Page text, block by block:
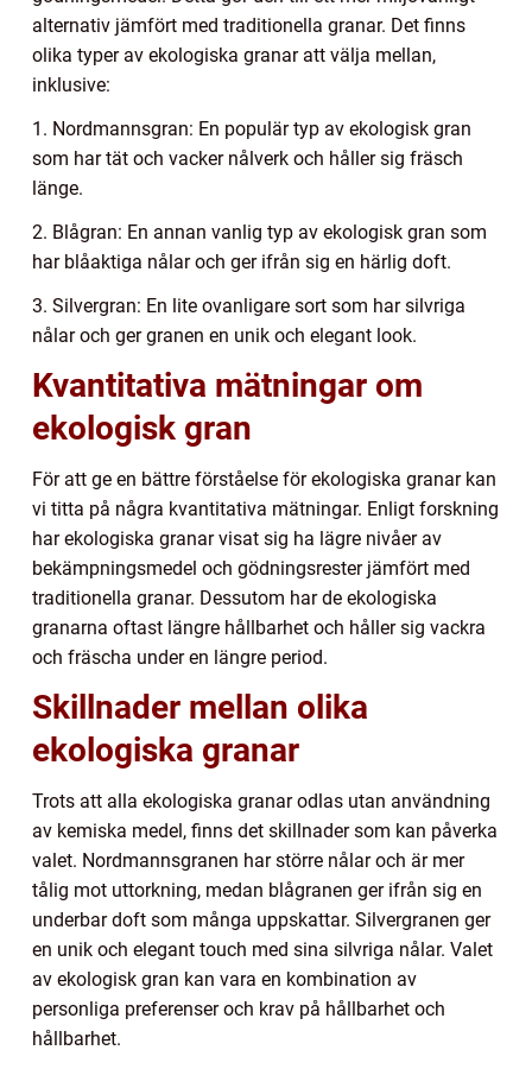
alternativ jämfört med traditionella granar. Det finns
olika typer av ekologiska granar att välja mellan,
inklusive:
1. Nordmannsgran: En populär typ av ekologisk gran
som har tät och vacker nålverk och håller sig fräsch
länge.
2. Blågran: En annan vanlig typ av ekologisk gran som
har blåaktiga nålar och ger ifrån sig en härlig doft.
3. Silvergran: En lite ovanligare sort som har silvriga
nålar och ger granen en unik och elegant look.
Kvantitativa mätningar om
ekologisk gran
För att ge en bättre förståelse för ekologiska granar kan
vi titta på några kvantitativa mätningar. Enligt forskning
har ekologiska granar visat sig ha lägre nivåer av
bekämpningsmedel och gödningsrester jämfört med
traditionella granar. Dessutom har de ekologiska
granarna oftast längre hållbarhet och håller sig vackra
och fräscha under en längre period.
Skillnader mellan olika
ekologiska granar
Trots att alla ekologiska granar odlas utan användning
av kemiska medel, finns det skillnader som kan påverka
valet. Nordmannsgranen har större nålar och är mer
tålig mot uttorkning, medan blågranen ger ifrån sig en
underbar doft som många uppskattar. Silvergranen ger
en unik och elegant touch med sina silvriga nålar. Valet
av ekologisk gran kan vara en kombination av
personliga preferenser och krav på hållbarhet och
hållbarhet.